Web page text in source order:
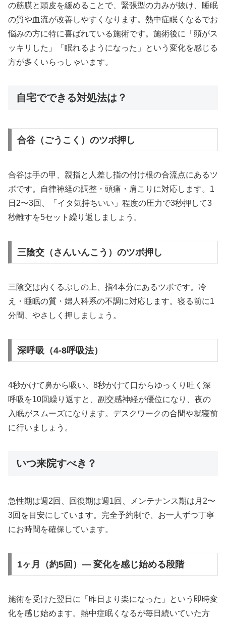
の筋膜と頭皮を緩めることで、緊張型の力みが抜け、睡眠
の質や血流が改善しやすくなります。熱中症眠くなるでお
悩みの方に特に喜ばれている施術です。施術後に「頭がス
ッキリした」「眠れるようになった」という変化を感じる
方が多くいらっしゃいます。
自宅でできる対処法は？
合谷（ごうこく）のツボ押し
合谷は手の甲、親指と人差し指の付け根の合流点にあるツ
ボです。自律神経の調整・頭痛・肩こりに対応します。1
日2〜3回、「イタ気持ちいい」程度の圧力で3秒押して3
秒離すを5セット繰り返しましょう。
三陰交（さんいんこう）のツボ押し
三陰交は内くるぶしの上、指4本分にあるツボです。冷
え・睡眠の質・婦人科系の不調に対応します。寝る前に1
分間、やさしく押しましょう。
深呼吸（4-8呼吸法）
4秒かけて鼻から吸い、8秒かけて口からゆっくり吐く深
呼吸を10回繰り返すと、副交感神経が優位になり、夜の
入眠がスムーズになります。デスクワークの合間や就寝前
に行いましょう。
いつ来院すべき？
急性期は週2回、回復期は週1回、メンテナンス期は月2〜
3回を目安にしています。完全予約制で、お一人ずつ丁寧
にお時間を確保しています。
1ヶ月（約5回）— 変化を感じ始める段階
施術を受けた翌日に「昨日より楽になった」という即時変
化を感じ始めます。熱中症眠くなるが毎日続いていた方